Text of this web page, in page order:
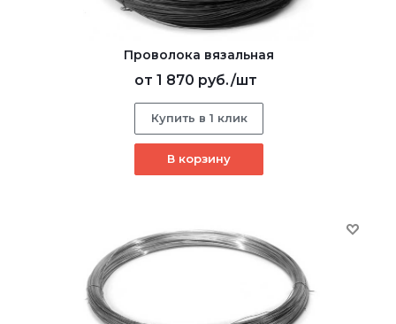
Проволока вязальная
от 1 870 руб./шт
Купить в 1 клик
В корзину